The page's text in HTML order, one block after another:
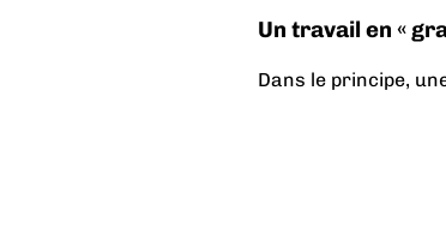
Un travail en «
Dans le principe,